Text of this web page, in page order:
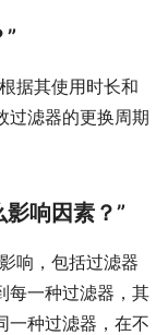
据其使用时长和
过滤器的更换周期
响因素？”
响，包括过滤器
每一种过滤器，其
一种过滤器，在不